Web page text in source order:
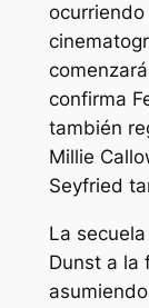
confirma
también
Millie
Seyfried
La
Dunst a la